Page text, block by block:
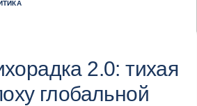
2.0: тихая
глобальной